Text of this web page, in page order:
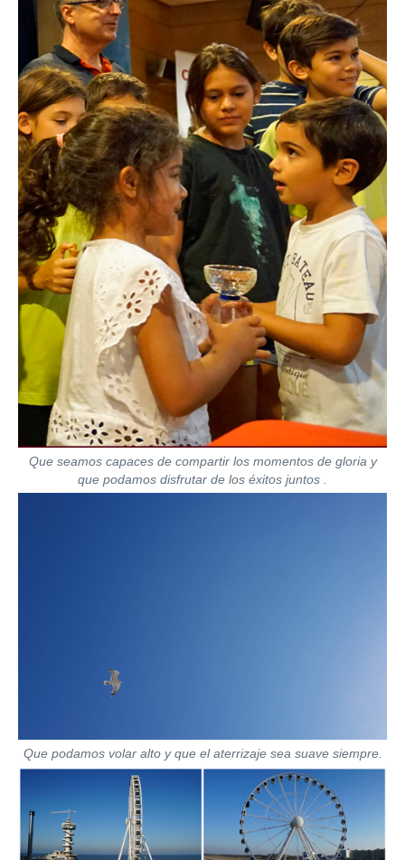
Que seamos capaces de compartir los momentos de gloria y
que podamos disfrutar de los éxitos juntos .
Que podamos volar alto y que el aterrizaje sea suave siempre.